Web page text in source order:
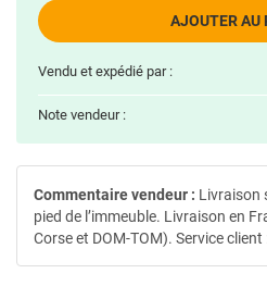
AJOUTER AU
Vendu et expédié par :
Note vendeur :
Commentaire vendeur : Livraison
pied de l’immeuble. Livraison en
Corse et DOM-TOM). Service